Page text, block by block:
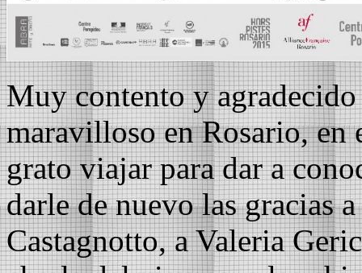
Muy contento y
maravilloso en Rosario, en
grato viajar para dar a
darle de nuevo las gracias
Castagnotto, a Valeria